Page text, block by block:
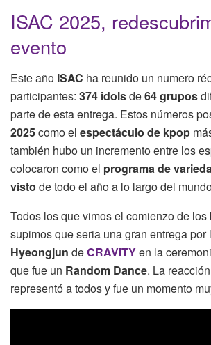
ISAC 2025,
evento
Este año ISAC ha reunido un numero
participantes: 374 idolsde64 grupos
parte de esta entrega. Estos números
2025como el espectáculo de kpop
también hubo un incremento entre los
colocaron como el programa de
visto de todo el año a lo largo del
Todos los que vimos el comienzo de los
supimos que seria una gran entrega por
Hyeongjun deCRAVITYen la
que fue un Random Dance. La
representó a todos y fue un momento